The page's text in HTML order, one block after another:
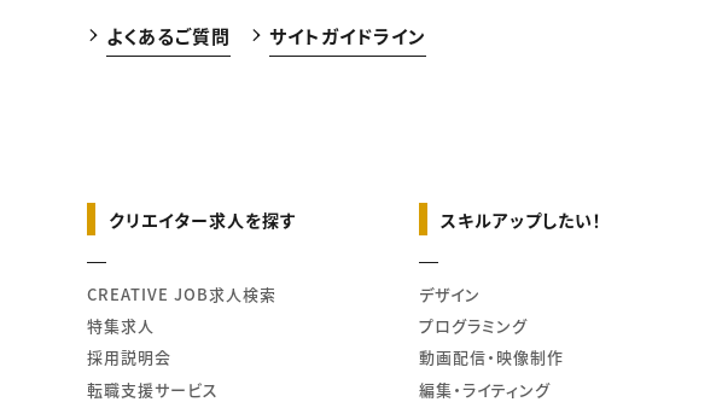
よくあるご質問 サイトガイドライン
クリエイター求人を探す
CREATIVE JOB求人検索
特集求人
採用説明会
転職支援サービス
スキルアップしたい！
デザイン
プログラミング
動画配信・映像制作
編集・ライティング